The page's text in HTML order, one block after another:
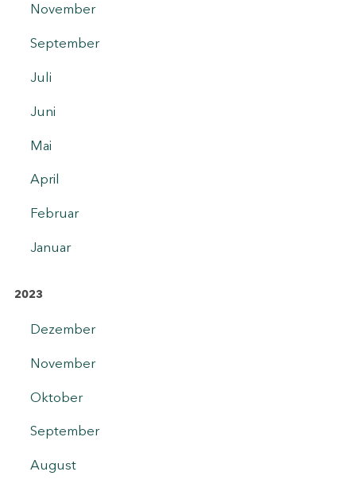
November
September
Juli
Juni
Mai
April
Februar
Januar
2023
Dezember
November
Oktober
September
August